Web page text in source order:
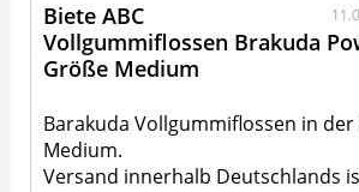
Biete ABC
Vollgummiflossen Brakuda
Größe Medium
Barakuda Vollgummiflossen in
Medium.
Versand innerhalb Deutschlands